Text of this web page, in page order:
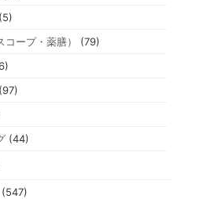
ープ・薬膳）
(79)
(97)
(44)
(547)